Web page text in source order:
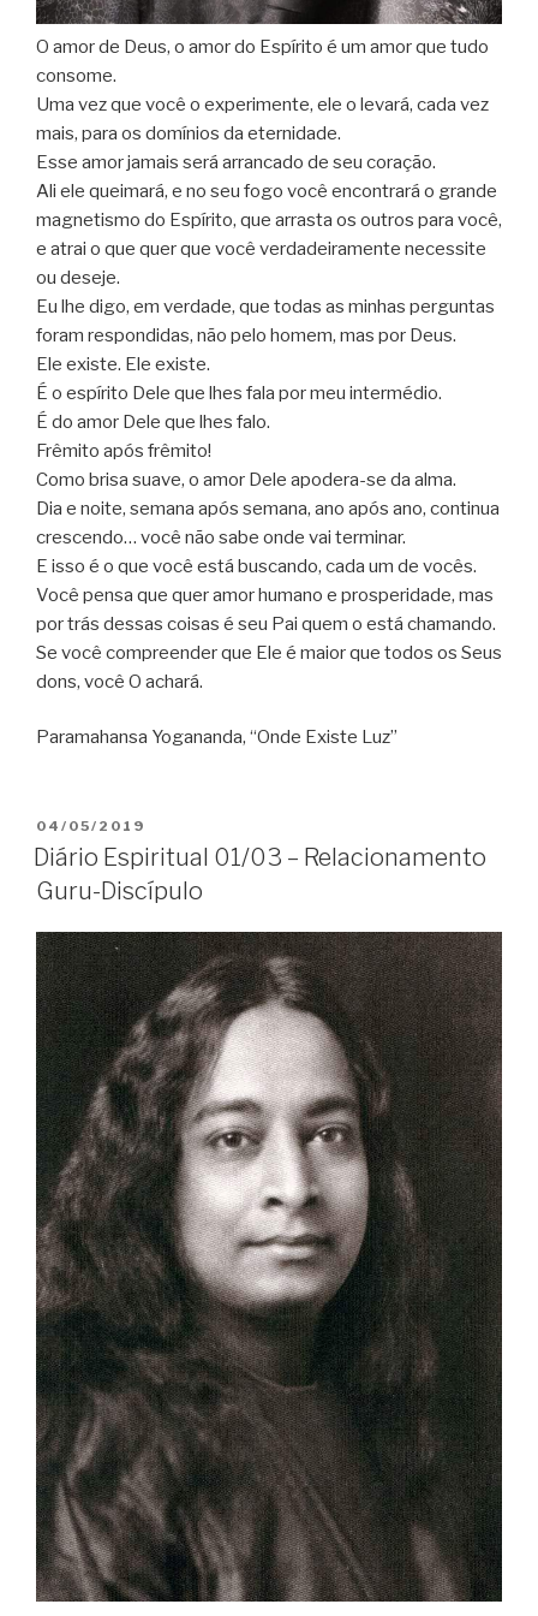
O amor de Deus, o amor do Espírito é um amor que tudo
consome.
Uma vez que você o experimente, ele o levará, cada vez
mais, para os domínios da eternidade.
Esse amor jamais será arrancado de seu coração.
Ali ele queimará, e no seu fogo você encontrará o grande
magnetismo do Espírito, que arrasta os outros para você,
e atrai o que quer que você verdadeiramente necessite
ou deseje.
Eu lhe digo, em verdade, que todas as minhas perguntas
foram respondidas, não pelo homem, mas por Deus.
Ele existe. Ele existe.
É o espírito Dele que lhes fala por meu intermédio.
É do amor Dele que lhes falo.
Frêmito após frêmito!
Como brisa suave, o amor Dele apodera-se da alma.
Dia e noite, semana após semana, ano após ano, continua
crescendo… você não sabe onde vai terminar.
E isso é o que você está buscando, cada um de vocês.
Você pensa que quer amor humano e prosperidade, mas
por trás dessas coisas é seu Pai quem o está chamando.
Se você compreender que Ele é maior que todos os Seus
dons, você O achará.
Paramahansa Yogananda, “Onde Existe Luz”
PUBLICADO
EM
04/05/2019
Diário Espiritual 01/03 – Relacionamento
Guru-Discípulo